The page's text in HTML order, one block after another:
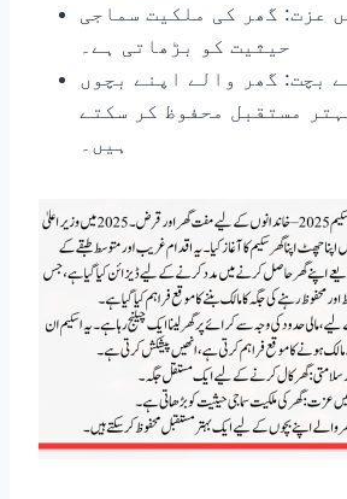
عزت: گھر کی ملکیت سماجی
حیثیت کو بڑھاتی ہے۔
بچت: گھر والے اپنے بچوں
مستقبل محفوظ کر سکتے
ہیں۔